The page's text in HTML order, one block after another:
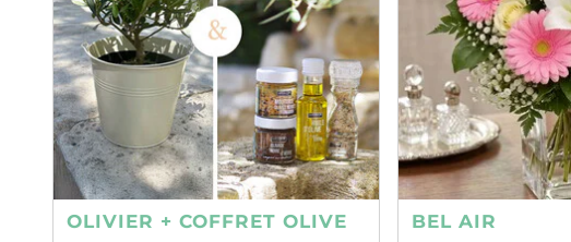
OLIVIER + COFFRET OLIVE BEL AIR